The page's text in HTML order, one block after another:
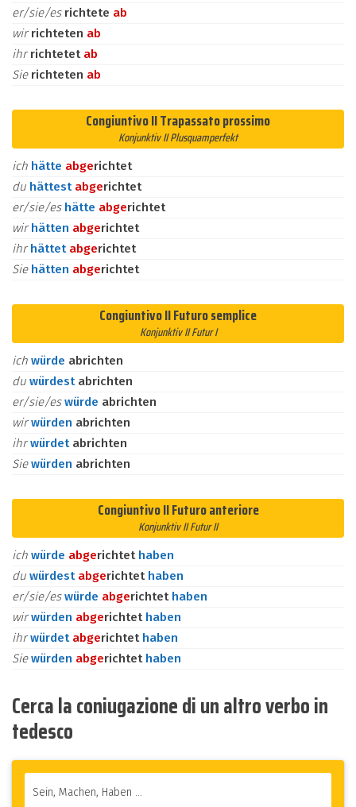
er/sie/es richtete ab
wirrichteten ab
ihrrichtetet ab
Sie richteten ab
Congiuntivo II Trapassato prossimo
Konjunktiv II Plusquamperfekt
ich hätte abgerichtet
du hättest abgerichtet
er/sie/es hätte abgerichtet
wirhätten abgerichtet
ihrhättet abgerichtet
Sie hätten abgerichtet
Congiuntivo II Futuro semplice
Konjunktiv II Futur I
ich würde abrichten
du würdest abrichten
er/sie/eswürde abrichten
wirwürden abrichten
ihrwürdet abrichten
Siewürden abrichten
Congiuntivo II Futuro anteriore
Konjunktiv II Futur II
ich würde abgerichtet haben
du würdest abgerichtet haben
er/sie/eswürde abgerichtet haben
wirwürden abgerichtet haben
ihrwürdet abgerichtet haben
Siewürden abgerichtet haben
Cerca la coniugazione di un altro verbo in
tedesco